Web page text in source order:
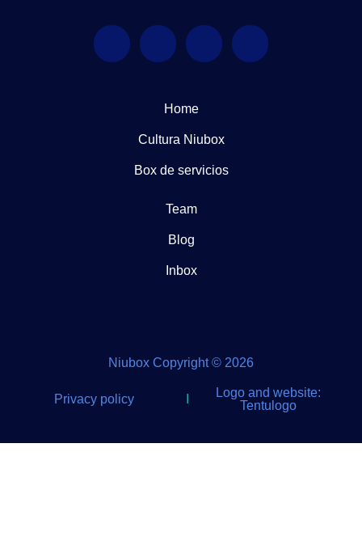
Home
Cultura Niubox
Box de servicios
Team
Blog
Inbox
Niubox Copyright © 2026
Privacy policy
Logo and website:
Tentulogo